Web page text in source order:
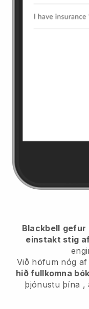
Blackbell gefur
einstakt stig
Við höfum nóg af
hið fullkomna
þjónustu þína ,